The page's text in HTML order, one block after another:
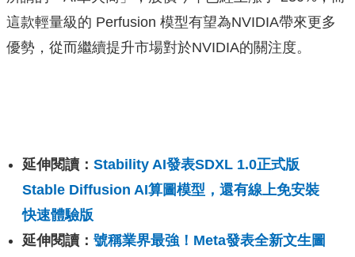
這款輕量級的 Perfusion 模型有望為NVIDIA帶來更多
優勢，從而繼續提升市場對於NVIDIA的關注度。
延伸閱讀： Stability AI發表SDXL 1.0正式版
Stable Diffusion AI算圖模型，還有線上免安裝
快速體驗版
延伸閱讀： 號稱業界最強！Meta發表全新文生圖